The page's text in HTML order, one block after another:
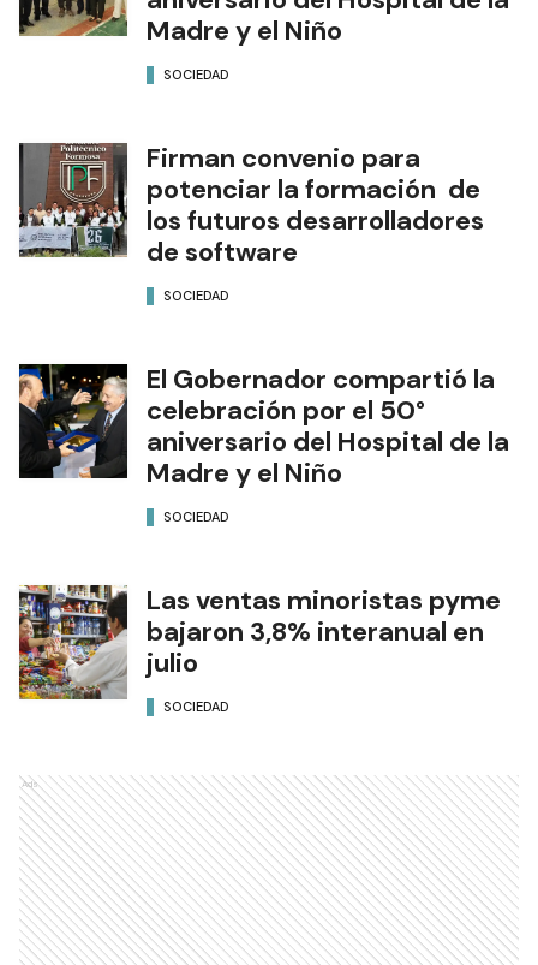
Madre y el Niño
SOCIEDAD
Firman convenio para
potenciar la formación de
los futuros desarrolladores
de software
SOCIEDAD
El Gobernador compartió la
celebración por el 50°
aniversario del Hospital de la
Madre y el Niño
SOCIEDAD
Las ventas minoristas pyme
bajaron 3,8% interanual en
julio
SOCIEDAD
Ads